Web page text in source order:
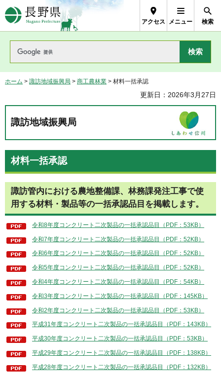
長野県Nagano Prefecture
アクセス メニュー 検索
ホーム > 諏訪地域振興局 > 商工農林業 > 材料一括承認
更新日：2026年3月27日
諏訪地域振興局
材料一括承認
諏訪管内における農地整備課、林務課発注工事で使
用する材料・製品等の一括承認品目を掲載します。
令和8年度コンクリート二次製品の一括承認品目（PDF：53KB）
令和7年度コンクリート二次製品の一括承認品目（PDF：52KB）
令和6年度コンクリート二次製品の一括承認品目（PDF：52KB）
令和5年度コンクリート二次製品の一括承認品目（PDF：52KB）
令和4年度コンクリート二次製品の一括承認品目（PDF：54KB）
令和3年度コンクリート二次製品の一括承認品目（PDF：145KB）
令和2年度コンクリート二次製品の一括承認品目（PDF：53KB）
平成31年度コンクリート二次製品の一括承認品目（PDF：143KB）
平成30年度コンクリート二次製品の一括承認品目（PDF：53KB）
平成29年度コンクリート二次製品の一括承認品目（PDF：138KB）
平成28年度コンクリート二次製品の一括承認品目（PDF：132KB）